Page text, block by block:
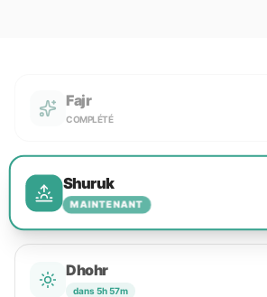
Fajr
COMPLÉTÉ
Shuruk
MAINTENANT
Dhohr
dans 5h 57m